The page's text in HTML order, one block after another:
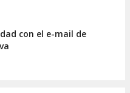
con el e-mail de